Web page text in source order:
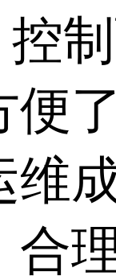
控
便
维
合